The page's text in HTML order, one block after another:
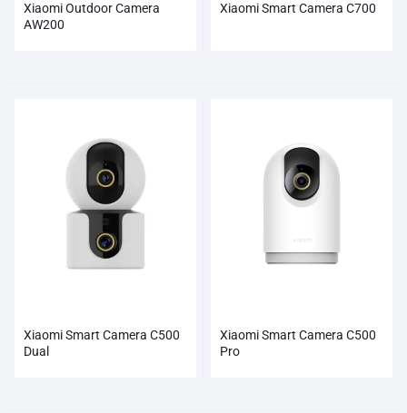
Xiaomi Outdoor Camera
AW200
Xiaomi Smart Camera C700
Xiaomi Smart Camera C500
Dual
Xiaomi Smart Camera C500
Pro